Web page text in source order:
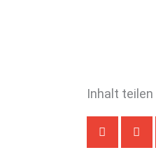
Inhalt teilen